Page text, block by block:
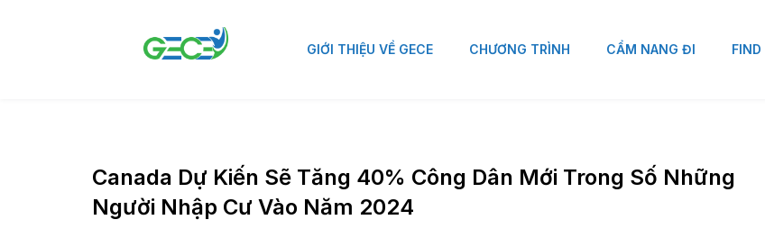
GIỚI THIỆU VỀ GECE CHƯƠNG TRÌNH CẨM NANG ĐI
Canada Dự Kiến Sẽ Tăng 40% Công Dân Mới Trong Số Những
Người Nhập Cư Vào Năm 2024